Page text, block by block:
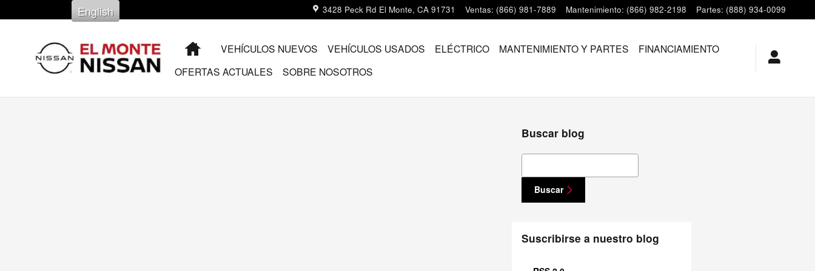
Saltar al contenido principal 3428 Peck Rd El Monte, CA 91731 Ventas: (866) 981-7889 Mantenimiento: (866) 982-2198 Partes: (888) 934-0099
English
InicioVEHÍCULOS NUEVOS VEHÍCULOS USADOS ELÉCTRICO MANTENIMIENTO Y PARTES
FINANCIAMIENTO
OFERTAS ACTUALES
SOBRE NOSOTROS
Buscar blog
Buscar blog
Buscar
Suscribirse a nuestro blog